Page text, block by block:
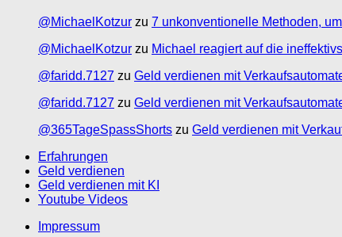
@MichaelKotzur zu 7 unkonventionelle Methoden,
@MichaelKotzur zu Michael reagiert auf die
@faridd.7127 zu Geld verdienen mit
@faridd.7127 zu Geld verdienen mit
@365TageSpassShorts zu Geld verdienen mit
Erfahrungen
Geld verdienen
Geld verdienen mit KI
Youtube Videos
Impressum